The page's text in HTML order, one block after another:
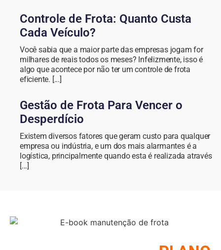
Controle de Frota: Quanto Custa
Cada Veículo?
Você sabia que a maior parte das empresas jogam for
milhares de reais todos os meses? Infelizmente, isso é
algo que acontece por não ter um controle de frota
eficiente. [...]
Gestão de Frota Para Vencer o
Desperdício
Existem diversos fatores que geram custo para qualquer
empresa ou indústria, e um dos mais alarmantes é a
logística, principalmente quando esta é realizada através
[...]